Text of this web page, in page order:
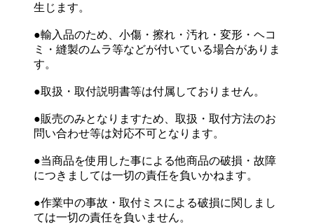
生じます。
●輸入品のため、小傷・擦れ・汚れ・変形・ヘコ
ミ・縫製のムラ等などが付いている場合がありま
す。
●取扱・取付説明書等は付属しておりません。
●販売のみとなりますため、取扱・取付方法のお
問い合わせ等は対応不可となります。
●当商品を使用した事による他商品の破損・故障
につきましては一切の責任を負いかねます。
●作業中の事故・取付ミスによる破損に関しまし
ては一切の責任を負いません。